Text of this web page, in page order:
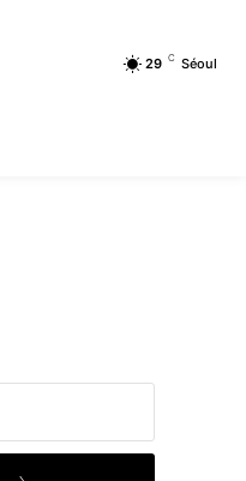
29 C Séoul